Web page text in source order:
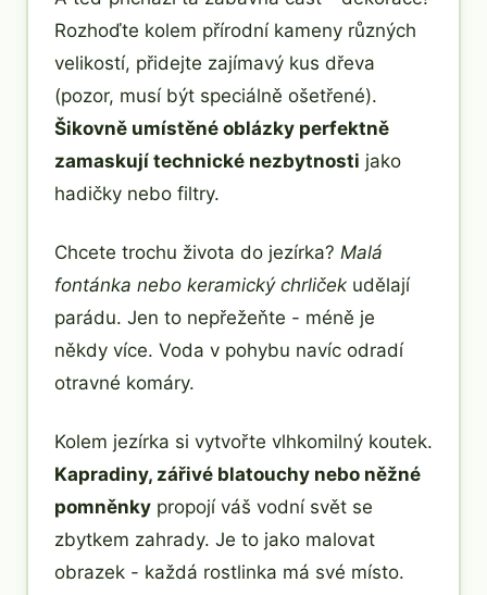
Rozhoďte kolem přírodní kameny různých
velikostí, přidejte zajímavý kus dřeva
(pozor, musí být speciálně ošetřené).
Šikovně umístěné oblázky perfektně
zamaskují technické nezbytnosti jako
hadičky nebo filtry.
Chcete trochu života do jezírka? Malá
fontánka nebo keramický chrliček udělají
parádu. Jen to nepřežeňte - méně je
někdy více. Voda v pohybu navíc odradí
otravné komáry.
Kolem jezírka si vytvořte vlhkomilný koutek.
Kapradiny, zářivé blatouchy nebo něžné
pomněnky propojí váš vodní svět se
zbytkem zahrady. Je to jako malovat
obrazek - každá rostlinka má své místo.